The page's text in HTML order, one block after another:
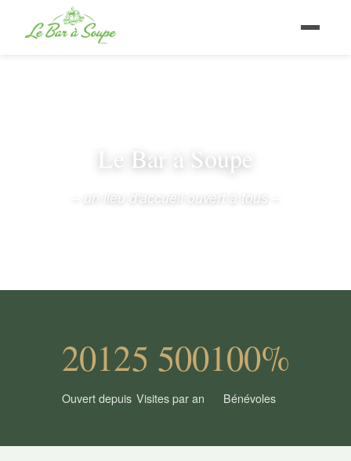
Le Bar à Soupe
– un lieu d'accueil ouvert à tous –
2012
Ouvert depuis
5 500
Visites par an
100%
Bénévoles